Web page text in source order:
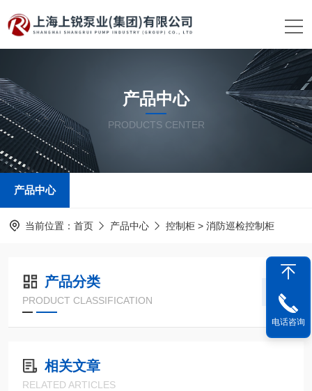
产品中心
PRODUCTS CENTER
产品中心
当前位置： 首页 产品中心 控制柜 > 消防巡检控制柜
产品分类
PRODUCT CLASSIFICATION
相关文章
RELATED ARTICLES
电话咨询